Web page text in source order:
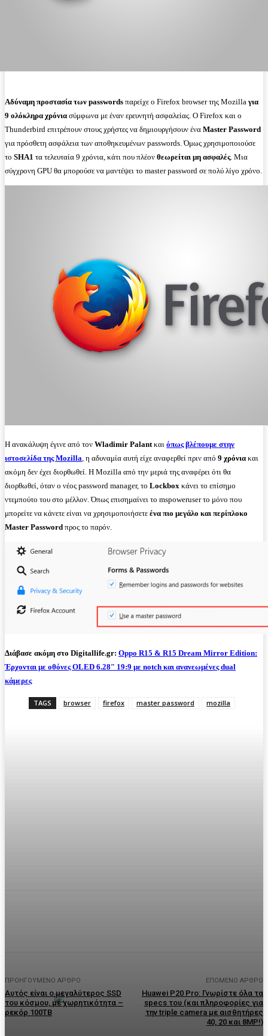
Αδύναμη προστασία των passwords παρείχε ο Firefox browser της Mozilla για
9 ολόκληρα χρόνια σύμφωνα με έναν ερευνητή ασφαλείας. Ο Firefox και ο
Thunderbird επιτρέπουν στους χρήστες να δημιουργήσουν ένα Master Password
για πρόσθετη ασφάλεια των αποθηκευμένων passwords. Όμως χρησιμοποιούσε
το SHA1 τα τελευταία 9 χρόνια, κάτι που πλέον θεωρείται μη ασφαλές. Μια
σύγχρονη GPU θα μπορούσε να μαντέψει το master password σε πολύ λίγο χρόνο.
Η ανακάλυψη έγινε από τον Wladimir Palant και όπως βλέπουμε στην
ιστοσελίδα της Mozilla , η αδυναμία αυτή είχε αναφερθεί πριν από 9 χρόνια και
ακόμη δεν έχει διορθωθεί. Η Mozilla από την μεριά της αναφέρει ότι θα
διορθωθεί, όταν ο νέος password manager, το Lockbox κάνει το επίσημο
ντεμπούτο του στο μέλλον. Όπως επισημαίνει το mspoweruser το μόνο που
μπορείτε να κάνετε είναι να χρησιμοποιήσετε ένα πιο μεγάλο και περίπλοκο
Master Password προς το παρόν.
Διάβασε ακόμη στο Digitallife.gr: Oppo R15 & R15 Dream Mirror Edition:
Έρχονται με οθόνες OLED 6.28″ 19:9 με notch και ανανεωμένες dual
κάμερες
TAGS browser firefox master password mozilla
ΠΡΟΗΓΟΎΜΕΝΟ ΆΡΘΡΟ
Αυτός είναι ο μεγαλύτερος SSD
του κόσμου, με χωρητικότητα –
ρεκόρ 100TB
ΕΠΌΜΕΝΟ ΆΡΘΡΟ
Huawei P20 Pro: Γνωρίστε όλα τα
specs του (και πληροφορίες για
την triple camera με αισθητήρες
40, 20 και 8MP!)